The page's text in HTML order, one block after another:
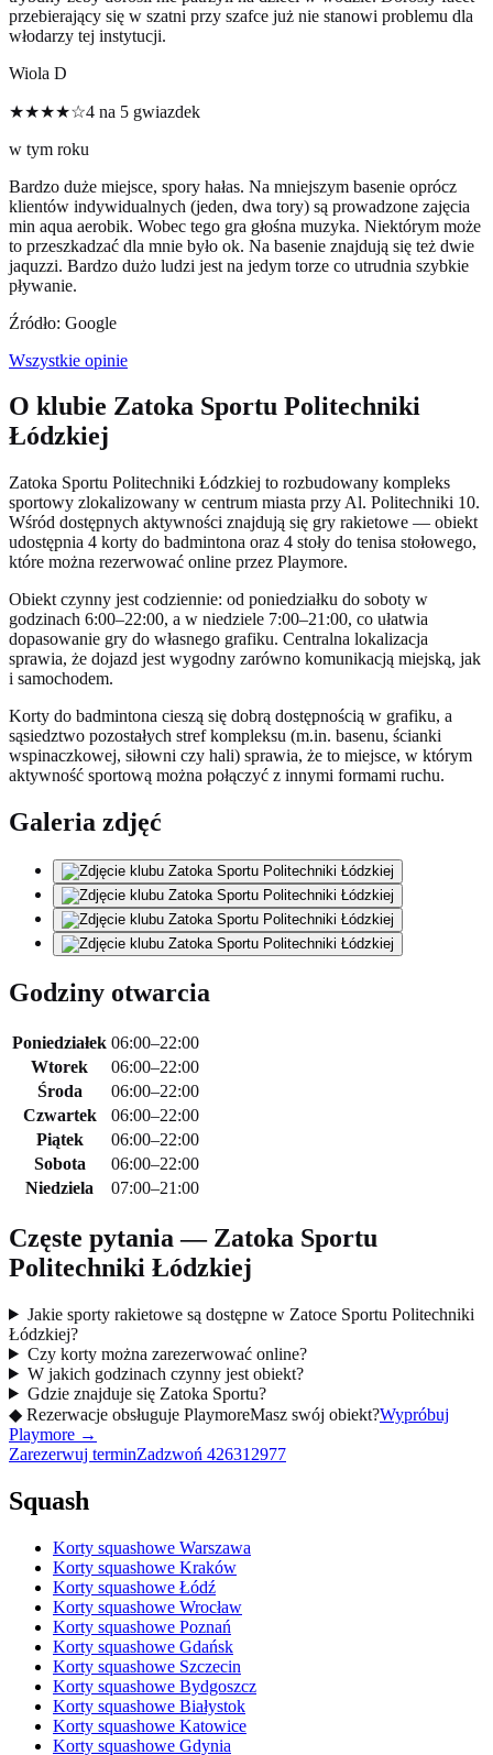
przebierający się w szatni przy szafce już nie stanowi problemu dla
włodarzy tej instytucji.
Wiola D
★★★★☆4 na 5 gwiazdek
w tym roku
Bardzo duże miejsce, spory hałas. Na mniejszym basenie oprócz
klientów indywidualnych (jeden, dwa tory) są prowadzone zajęcia
min aqua aerobik. Wobec tego gra głośna muzyka. Niektórym może
to przeszkadzać dla mnie było ok. Na basenie znajdują się też dwie
jaquzzi. Bardzo dużo ludzi jest na jedym torze co utrudnia szybkie
pływanie.
Źródło: Google
Wszystkie opinie
O klubie Zatoka Sportu Politechniki
Łódzkiej
Zatoka Sportu Politechniki Łódzkiej to rozbudowany kompleks
sportowy zlokalizowany w centrum miasta przy Al. Politechniki 10.
Wśród dostępnych aktywności znajdują się gry rakietowe — obiekt
udostępnia 4 korty do badmintona oraz 4 stoły do tenisa stołowego,
które można rezerwować online przez Playmore.
Obiekt czynny jest codziennie: od poniedziałku do soboty w
godzinach 6:00–22:00, a w niedziele 7:00–21:00, co ułatwia
dopasowanie gry do własnego grafiku. Centralna lokalizacja
sprawia, że dojazd jest wygodny zarówno komunikacją miejską, jak
i samochodem.
Korty do badmintona cieszą się dobrą dostępnością w grafiku, a
sąsiedztwo pozostałych stref kompleksu (m.in. basenu, ścianki
wspinaczkowej, siłowni czy hali) sprawia, że to miejsce, w którym
aktywność sportową można połączyć z innymi formami ruchu.
Galeria zdjęć
Godziny otwarcia
Poniedziałek 06:00–22:00
Wtorek
06:00–22:00
Środa
06:00–22:00
Czwartek
06:00–22:00
Piątek
06:00–22:00
Sobota
06:00–22:00
Niedziela
07:00–21:00
Częste pytania — Zatoka Sportu
Politechniki Łódzkiej
Jakie sporty rakietowe są dostępne w Zatoce Sportu Politechniki
Łódzkiej?
Czy korty można zarezerwować online?
W jakich godzinach czynny jest obiekt?
Gdzie znajduje się Zatoka Sportu?
◆ Rezerwacje obsługuje PlaymoreMasz swój obiekt?Wypróbuj
Playmore →
Zarezerwuj terminZadzwoń 426312977
Squash
Korty squashowe Warszawa
Korty squashowe Kraków
Korty squashowe Łódź
Korty squashowe Wrocław
Korty squashowe Poznań
Korty squashowe Gdańsk
Korty squashowe Szczecin
Korty squashowe Bydgoszcz
Korty squashowe Białystok
Korty squashowe Katowice
Korty squashowe Gdynia